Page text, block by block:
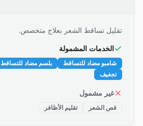
تقليل تساقط الشعر بعلاج متخصص.
الخدمات المشمولة
شامبو مضاد للتساقط بلسم مضاد للتساقط
تجفيف
غير مشمول
قص الشعر تقليم الأظافر